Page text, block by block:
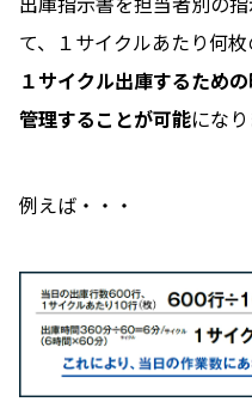
て、１サイクルあたり何
１サイクル出庫するため
管理することが可能になり
例えば・・・